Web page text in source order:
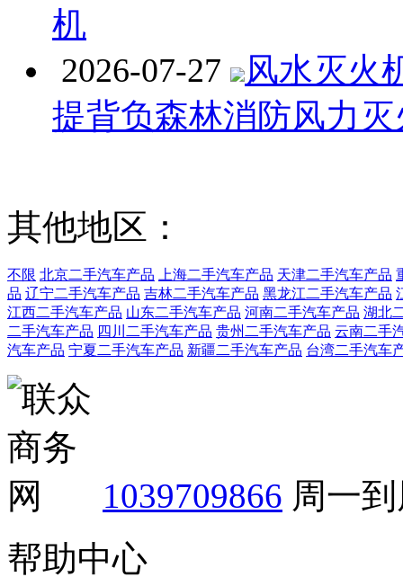
机
2026-07-27
风水灭火
提背负森林消防风力
其他地区：
不限 北京二手汽车产品 上海二手汽车产品 天津二手汽车产品
品 辽宁二手汽车产品 吉林二手汽车产品 黑龙江二手汽车产品
江西二手汽车产品 山东二手汽车产品 河南二手汽车产品 湖北
二手汽车产品 四川二手汽车产品 贵州二手汽车产品 云南二手
汽车产品 宁夏二手汽车产品 新疆二手汽车产品 台湾二手汽车
1039709866 周一
帮助中心